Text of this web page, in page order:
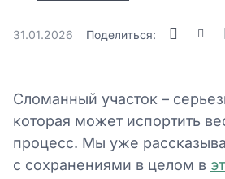
31.01.2026 Поделиться:
Сломанный участок –
которая может испортить
процесс. Мы уже
с сохранениями в целом в